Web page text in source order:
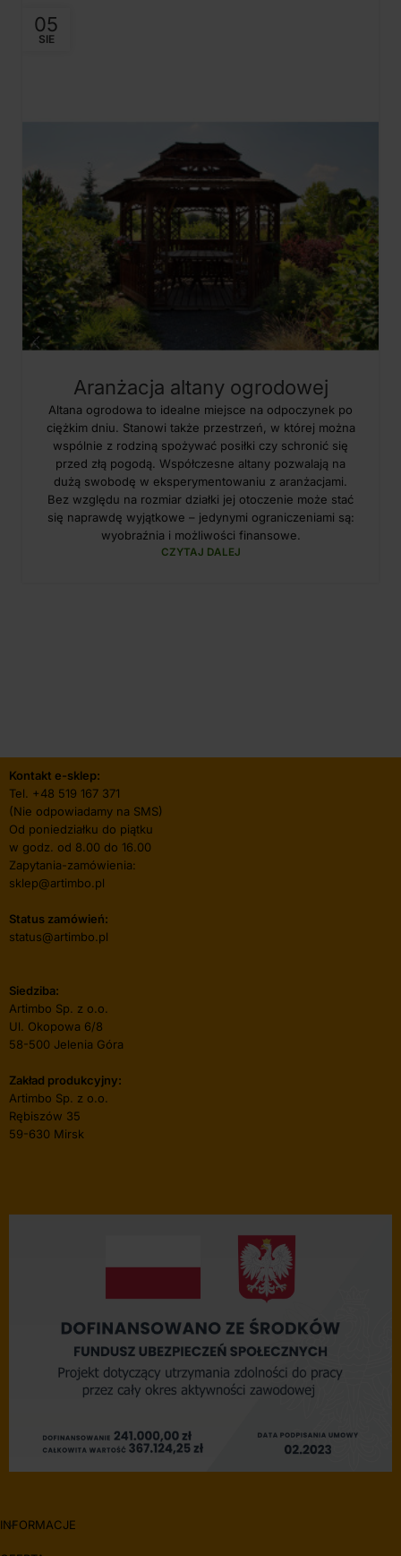
05
SIE
Aranżacja altany ogrodowej
Altana ogrodowa to idealne miejsce na odpoczynek po
ciężkim dniu. Stanowi także przestrzeń, w której można
wspólnie z rodziną spożywać posiłki czy schronić się
przed złą pogodą. Współczesne altany pozwalają na
dużą swobodę w eksperymentowaniu z aranżacjami.
Bez względu na rozmiar działki jej otoczenie może stać
się naprawdę wyjątkowe – jedynymi ograniczeniami są:
wyobraźnia i możliwości finansowe.
CZYTAJ DALEJ
Kontakt e-sklep:
Tel. +48 519 167 371
(Nie odpowiadamy na SMS)
Od poniedziałku do piątku
w godz. od 8.00 do 16.00
Zapytania-zamówienia:
sklep@artimbo.pl
Status zamówień:
status@artimbo.pl
Siedziba:
Artimbo Sp. z o.o.
Ul. Okopowa 6/8
58-500 Jelenia Góra
Zakład produkcyjny:
Artimbo Sp. z o.o.
Rębiszów 35
59-630 Mirsk
INFORMACJE